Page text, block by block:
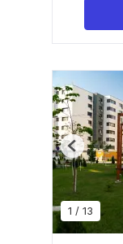
1 / 13
Previous